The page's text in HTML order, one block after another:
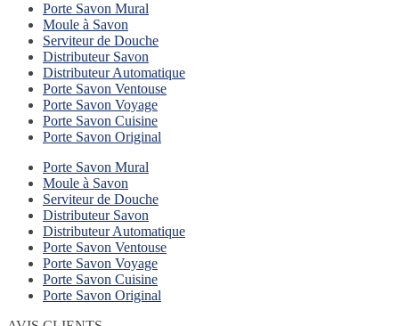
Porte Savon Mural
Moule à Savon
Serviteur de Douche
Distributeur Savon
Distributeur Automatique
Porte Savon Ventouse
Porte Savon Voyage
Porte Savon Cuisine
Porte Savon Original
Porte Savon Mural
Moule à Savon
Serviteur de Douche
Distributeur Savon
Distributeur Automatique
Porte Savon Ventouse
Porte Savon Voyage
Porte Savon Cuisine
Porte Savon Original